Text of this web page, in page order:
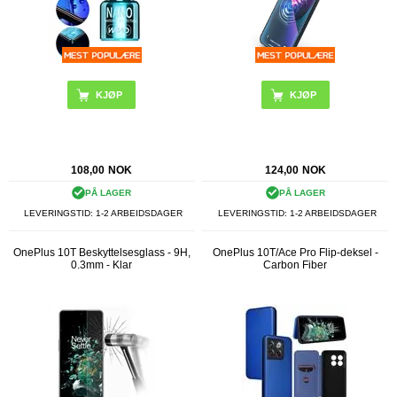
108,00 NOK
PÅ LAGER
LEVERINGSTID: 1-2 ARBEIDSDAGER
124,00 NOK
PÅ LAGER
LEVERINGSTID: 1-2 ARBEIDSDAGER
OnePlus 10T Beskyttelsesglass - 9H,
0.3mm - Klar
OnePlus 10T/Ace Pro Flip-deksel -
Carbon Fiber